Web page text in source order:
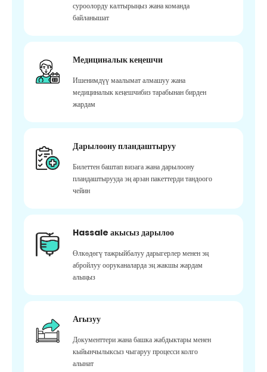
суроолорду калтырыңыз жана команда
байланышат
Медициналык кеңешчи
Ишенимдүү маалымат алмашуу жана
медициналык кеңешчибиз тарабынан бирден
жардам
Дарылоону пландаштыруу
Билеттен баштап визага жана дарылоону
пландаштырууда эң арзан пакеттерди тандоого
чейин
Hassale акысыз дарылоо
Өлкөдөгү тажрыйбалуу дарыгерлер менен эң
абройлуу ооруканаларда эң жакшы жардам
алыңыз
Агызуу
Документтери жана башка жабдыктары менен
кыйынчылыксыз чыгаруу процесси колго
алынат